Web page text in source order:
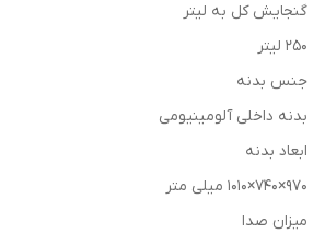
گنجایش کل به لیتر
250 لیتر
جنس بدنه
بدنه داخلی آلومينيومی
ابعاد بدنه
970×740×1010 میلی متر
میزان صدا